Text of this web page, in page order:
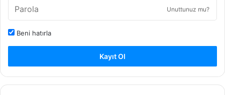
Unuttunuz mu?
Beni hatırla
Kayıt Ol